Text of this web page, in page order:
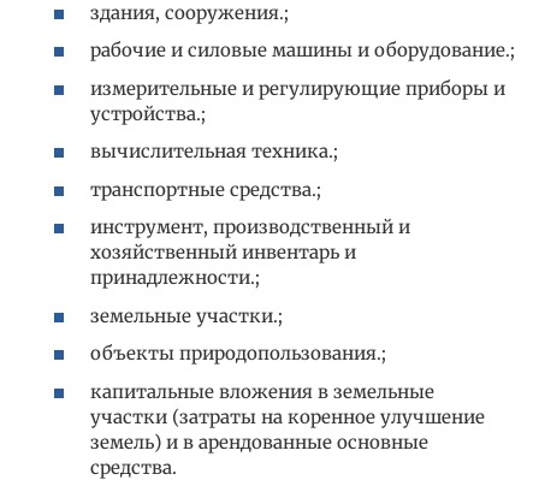
здания, сооружения.;
рабочие и силовые машины и оборудование.;
измерительные и регулирующие приборы и
устройства.;
вычислительная техника.;
транспортные средства.;
инструмент, производственный и
хозяйственный инвентарь и
принадлежности.;
земельные участки.;
объекты природопользования.;
капитальные вложения в земельные
участки (затраты на коренное улучшение
земель) и в арендованные основные
средства.